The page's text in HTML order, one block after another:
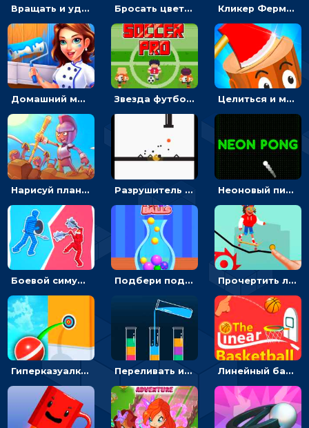
Вращать и ударять шарики - гиперказуалка Бросать цветные диски и складывать линии - головоломка Кликер Фермерский бизнес: расти овощи, чтобы богатеть
Домашний маляр: двигай кисть и раскрась стену – гиперказуалка Звезда футбола: уходить от соперников с мячом, чтобы забивать гол в ворота Целиться и метать топор в 3D мишени
Нарисуй план атаки и победи бой - гиперказуалка для мальчиков Разрушитель платформ: стреляй шариками и разбивай преграды - кликер Неоновый пинг-понг: отбивай шарик и забивай голы
Боевой симулятор 3D: повтори позу рыцаря и победи врага Подбери подходящие мячи и заполни емкость - головоломка Прочертить линию, чтобы проехать на скейте, через преграды к финишу - для мальчиков
Гиперказуалка Поки-болл: Подкинь мяч или упади Переливать и сортировать цветную воду в пробирки – головоломка Линейный баскетбол: проводить черту, чтобы закатить мяч в корзину – спортивные